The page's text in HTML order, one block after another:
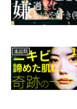
未分類